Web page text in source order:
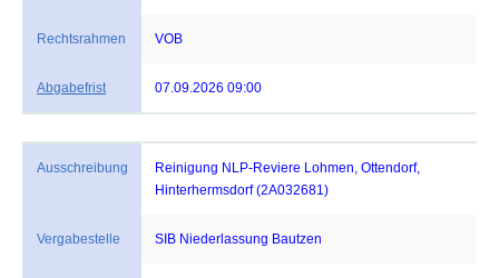
Rechtsrahmen VOB
Abgabefrist 07.09.2026 09:00
Ausschreibung
Reinigung NLP-Reviere Lohmen, Ottendorf,
Hinterhermsdorf (2A032681)
Vergabestelle SIB Niederlassung Bautzen